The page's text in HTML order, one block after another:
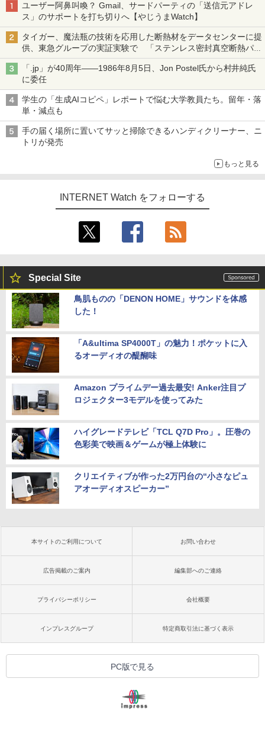
ユーザー阿鼻叫喚？ Gmail、サードパーティの「送信元アドレ
ス」のサポートを打ち切りへ【やじうまWatch】
タイガー、魔法瓶の技術を応用した断熱材をデータセンターに提
供、東急グループの実証実験で 「ステンレス密封真空断熱パネ
ル TIVIP」
「.jp」が40周年――1986年8月5日、Jon Postel氏から村井純氏
に委任
学生の「生成AIコピペ」レポートで悩む大学教員たち。留年・落
単・減点も
手の届く場所に置いてサッと掃除できるハンディクリーナー、ニ
トリが発売
もっと見る
INTERNET Watch をフォローする
Special Site
鳥肌ものの「DENON HOME」サウンドを体感
した！
「A&ultima SP4000T」の魅力！ポケットに入
るオーディオの醍醐味
Amazon プライムデー過去最安! Anker注目プ
ロジェクター3モデルを使ってみた
ハイグレードテレビ「TCL Q7D Pro」。圧巻の
色彩美で映画＆ゲームが極上体験に
クリエイティブが作った2万円台の“小さなピュ
アオーディオスピーカー”
本サイトのご利用について お問い合わせ
広告掲載のご案内 編集部へのご連絡
プライバシーポリシー 会社概要
インプレスグループ 特定商取引法に基づく表示
PC版で見る